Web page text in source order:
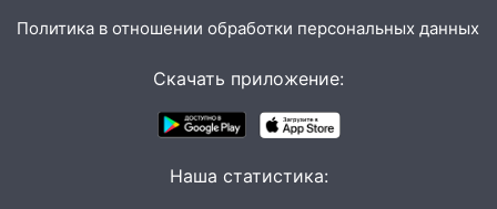
миллионов рублей за криминальное
На «кольце» кроссовер сбил 18-
летнего мопедиста
Политика в отношении обработки персональных данных
Скачать приложение:
Наша статистика: